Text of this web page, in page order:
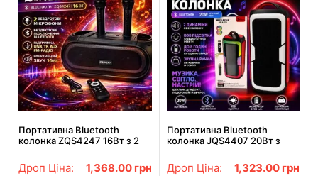
Портативна Bluetooth
колонка ZQS4247 16Вт з 2
TF FM AUX
Дроп Ціна: 1,368.00 грн
Портативна Bluetooth
колонка JQS4407 20Вт з
динаміками
Дроп Ціна: 1,323.00 грн